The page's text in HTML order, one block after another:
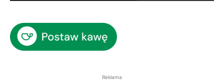
Reklama